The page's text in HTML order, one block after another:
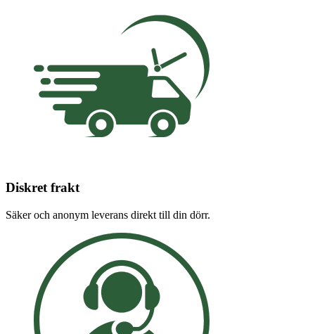
Diskret frakt
Säker och anonym leverans direkt till din dörr.